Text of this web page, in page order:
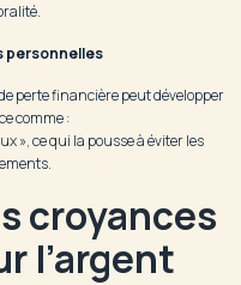
personnelles
perte financière peut développer
comme :
», ce qui la pousse à éviter les
croyances
l’argent